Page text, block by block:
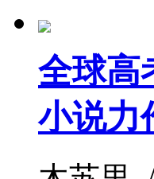
全球高
小说力